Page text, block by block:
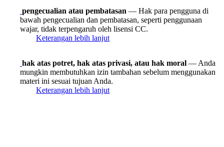
pengecualian atau pembatasan — Hak para pengguna di
bawah pengecualian dan pembatasan, seperti penggunaan
wajar, tidak terpengaruh oleh lisensi CC.
Keterangan lebih lanjut
hak atas potret, hak atas privasi, atau hak moral — Anda
mungkin membutuhkan izin tambahan sebelum menggunakan
materi ini sesuai tujuan Anda.
Keterangan lebih lanjut